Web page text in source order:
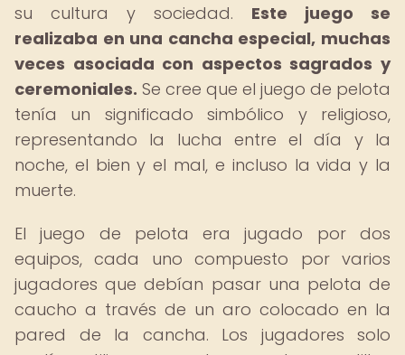
su cultura y sociedad. Este juego se
realizaba en una cancha especial, muchas
veces asociada con aspectos sagrados y
ceremoniales. Se cree que el juego de pelota
tenía un significado simbólico y religioso,
representando la lucha entre el día y la
noche, el bien y el mal, e incluso la vida y la
muerte.
El juego de pelota era jugado por dos
equipos, cada uno compuesto por varios
jugadores que debían pasar una pelota de
caucho a través de un aro colocado en la
pared de la cancha. Los jugadores solo